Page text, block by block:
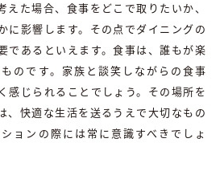
えた場合、食事をどこで取りたいか、
に影響します。その点でダイニングの
であるといえます。食事は、誰もが楽
のです。家族と談笑しながらの食事
感じられることでしょう。その場所を
、快適な生活を送るうえで大切なもの
ョンの際には常に意識すべきでしょ